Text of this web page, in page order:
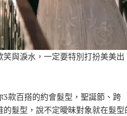
與淚水，一定要特別打扮美美出
款百搭的約會髮型，聖誕節、跨
髮型，說不定曖昧對象就在髮型